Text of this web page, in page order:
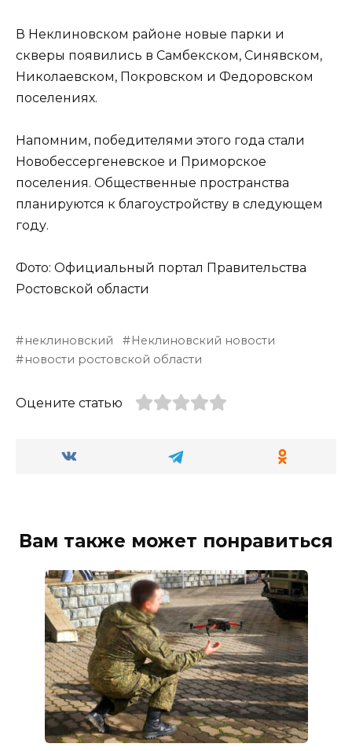
В Неклиновском районе новые парки и
скверы появились в Самбекском, Синявском,
Николаевском, Покровском и Федоровском
поселениях.
Напомним, победителями этого года стали
Новобессергеневское и Приморское
поселения. Общественные пространства
планируются к благоустройству в следующем
году.
Фото: Официальный портал Правительства
Ростовской области
неклиновский
Неклиновский новости
новости ростовской области
Оцените статью
Вам также может понравиться